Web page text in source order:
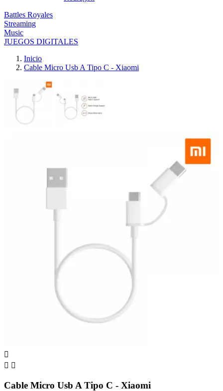
Battles Royales
Streaming
Music
JUEGOS DIGITALES
Inicio
Cable Micro Usb A Tipo C - Xiaomi

 
Cable Micro Usb A Tipo C - Xiaomi